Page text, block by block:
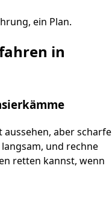
ein Plan.
in
aussehen, aber scharfe
und rechne
retten kannst, wenn